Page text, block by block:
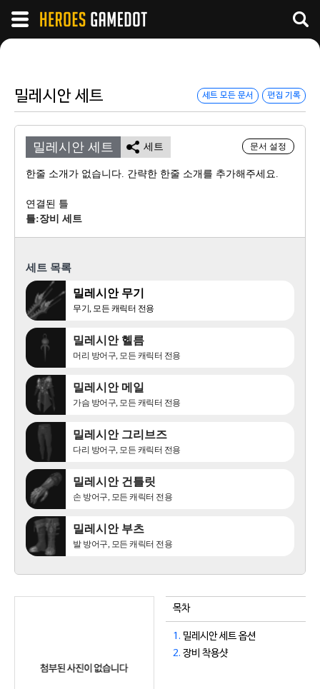
밀레시안 세트 세트 모든 문서 편집 기록
문서 설정
밀레시안 세트 세트
한줄 소개가 없습니다. 간략한 한줄 소개를 추가해주세요.
연결된 틀
틀:장비 세트
세트 목록
밀레시안 무기
무기, 모든 캐릭터 전용
밀레시안 헬름
머리 방어구, 모든 캐릭터 전용
밀레시안 메일
가슴 방어구, 모든 캐릭터 전용
밀레시안 그리브즈
다리 방어구, 모든 캐릭터 전용
밀레시안 건틀릿
손 방어구, 모든 캐릭터 전용
밀레시안 부츠
발 방어구, 모든 캐릭터 전용
목차
1. 밀레시안 세트 옵션
2. 장비 착용샷